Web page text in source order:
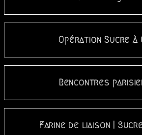
Opération Sucre à
Rencontres
Farine de liaison |